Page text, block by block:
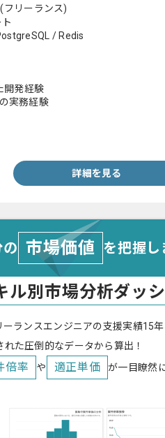
(フリーランス)
/ Redis
開発経験
実務経験
詳細を見る
の 市場価値 を把握
ル別市場分析ダッ
ーランスエンジニアの支援実績15
れた圧倒的なデータから算出！
倍率 や 適正単価 が一目瞭然